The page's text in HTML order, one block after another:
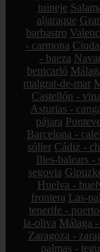
tuineje
aljaraque
barbastro
- carmona
- baeza
benicarló
malgrat-de-mar
Castellón -
Asturias -
pájara
Barcelona -
sóller Cádiz -
Illes-balears -
segovia
Huelva -
frontera Las-
tenerife -
la-oliva Málaga
Zaragoza -
palmas -